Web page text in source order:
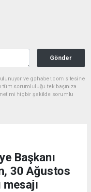
Gönder
ve gphaber.com sitesine
tüm sorumluluğu tek başınıza
hiçbir şekilde sorumlu
Başkanı
30 Ağustos